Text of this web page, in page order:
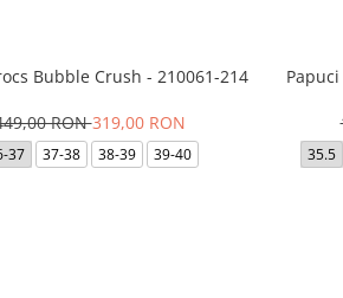
Bubble Crush - 210061-214
RON319,00 RON
37 37-38 38-39 39-40 35.5